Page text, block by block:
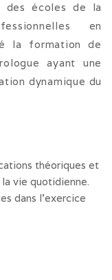
des écoles de la
en
la formation de
ayant une
dynamique du
théoriques et
vie quotidienne.
dans l’exercice